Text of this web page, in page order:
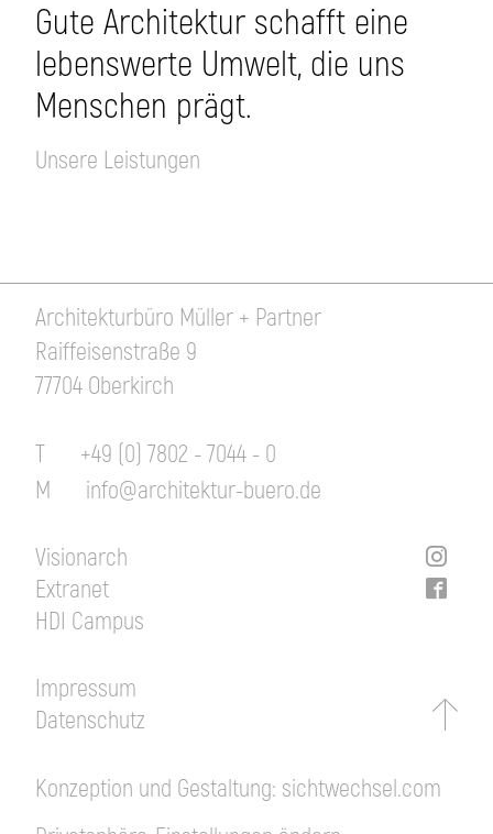
Gute Architektur schafft eine
lebenswerte Umwelt, die uns
Menschen prägt.
Unsere Leistungen
Architekturbüro Müller + Partner
Raiffeisenstraße 9
77704 Oberkirch
T
+49 (0) 7802 - 7044 - 0
M
info@architektur-buero.de
Visionarch
Extranet
HDI Campus
Impressum
Datenschutz
Konzeption und Gestaltung: sichtwechsel.com